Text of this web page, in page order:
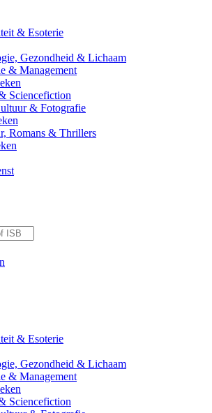
& Esoterie
Gezondheid & Lichaam
& Management
Sciencefiction
& Fotografie
Romans & Thrillers
& Esoterie
Gezondheid & Lichaam
& Management
Sciencefiction